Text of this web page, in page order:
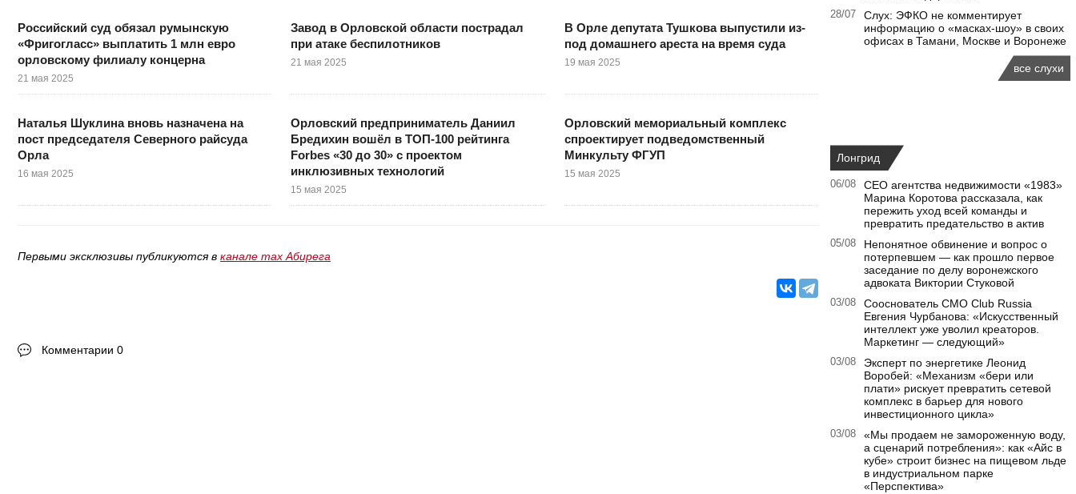
Российский суд обязал румынскую
«Фригогласс» выплатить 1 млн евро
орловскому филиалу концерна
21 мая 2025
Завод в Орловской области пострадал
при атаке беспилотников
21 мая 2025
В Орле депутата Тушкова выпустили из-
под домашнего ареста на время суда
19 мая 2025
Наталья Шуклина вновь назначена на
пост председателя Северного райсуда
Орла
16 мая 2025
Орловский предприниматель Даниил
Бредихин вошёл в ТОП-100 рейтинга
Forbes «30 до 30» с проектом
инклюзивных технологий
15 мая 2025
Орловский мемориальный комплекс
спроектирует подведомственный
Минкульту ФГУП
15 мая 2025
Первыми эксклюзивы публикуются в канале max Абирега
Комментарии 0
28/07
Слух: ЭФКО не комментирует
информацию о «масках-шоу» в своих
офисах в Тамани, Москве и Воронеже
все слухи
Лонгрид
06/08
CEO агентства недвижимости «1983»
Марина Коротова рассказала, как
пережить уход всей команды и
превратить предательство в актив
05/08
Непонятное обвинение и вопрос о
потерпевшем — как прошло первое
заседание по делу воронежского
адвоката Виктории Стуковой
03/08
Сооснователь CMO Club Russia
Евгения Чурбанова: «Искусственный
интеллект уже уволил креаторов.
Маркетинг — следующий»
03/08
Эксперт по энергетике Леонид
Воробей: «Механизм «бери или
плати» рискует превратить сетевой
комплекс в барьер для нового
инвестиционного цикла»
03/08
«Мы продаем не замороженную воду,
а сценарий потребления»: как «Айс в
кубе» строит бизнес на пищевом льде
в индустриальном парке
«Перспектива»